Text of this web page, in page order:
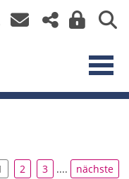
2 3 .... nächste